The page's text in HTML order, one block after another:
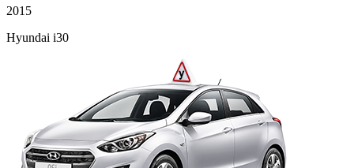
2015
Hyundai i30